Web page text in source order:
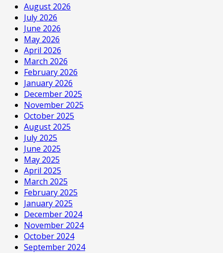
August 2026
July 2026
June 2026
May 2026
April 2026
March 2026
February 2026
January 2026
December 2025
November 2025
October 2025
August 2025
July 2025
June 2025
May 2025
April 2025
March 2025
February 2025
January 2025
December 2024
November 2024
October 2024
September 2024